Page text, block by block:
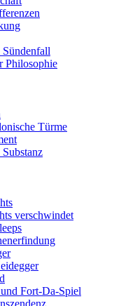
Philosophie
Türme
verschwindet
Fort-Da-Spiel